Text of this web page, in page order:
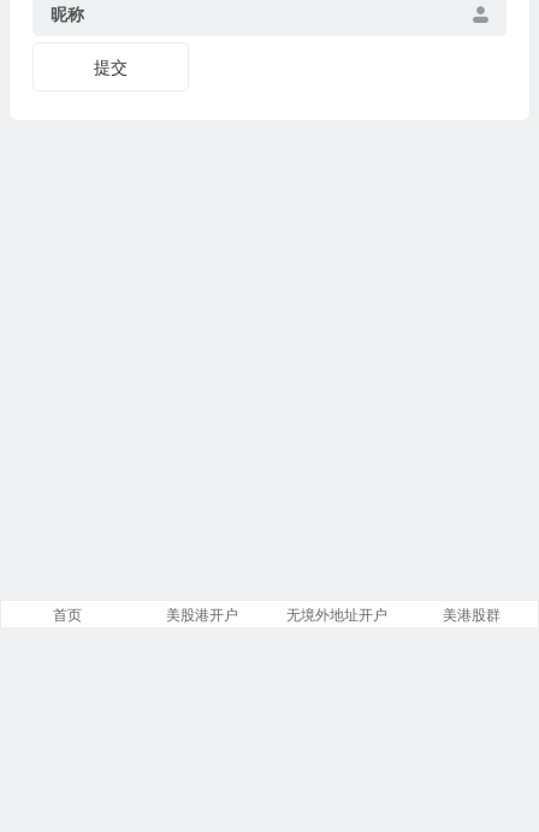
昵称
首页 美股港开户 无境外地址开户 美港股群